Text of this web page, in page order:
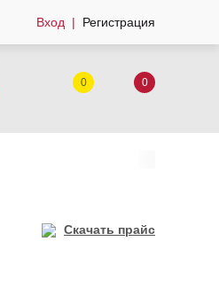
Вход Регистрация
0 0
Скачать прайс